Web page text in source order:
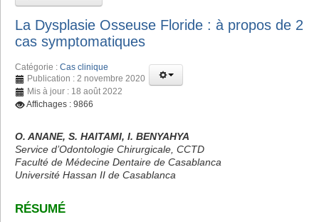
La Dysplasie Osseuse Floride : à propos de 2
cas symptomatiques
Catégorie : Cas clinique
Publication : 2 novembre 2020
Mis à jour : 18 août 2022
Affichages : 9866
O. ANANE, S. HAITAMI, I. BENYAHYA
Service d’Odontologie Chirurgicale, CCTD
Faculté de Médecine Dentaire de Casablanca
Université Hassan II de Casablanca
RÉSUMÉ